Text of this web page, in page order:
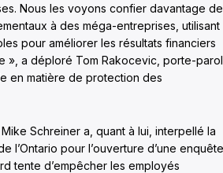
Nous les voyons confier davantage de
à des méga-entreprises, utilisant
pour améliorer les résultats financiers
», a déploré Tom Rakocevic, porte-
en matière de protection des
Schreiner a, quant à lui, interpellé la
l’Ontario pour l’ouverture d’une
tente d’empêcher les employés